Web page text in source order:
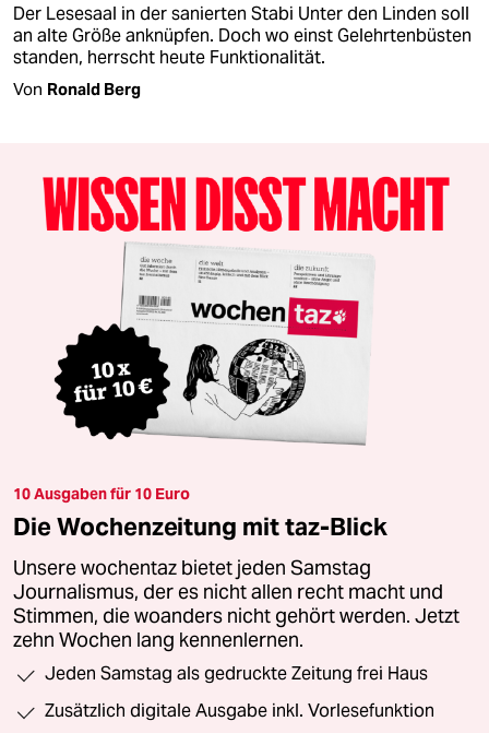
Der Lesesaal in der sanierten Stabi Unter den Linden soll
an alte Größe anknüpfen. Doch wo einst Gelehrtenbüsten
standen, herrscht heute Funktionalität.
Von Ronald Berg
10 Ausgaben für 10 Euro
Die Wochenzeitung mit taz-Blick
Unsere wochentaz bietet jeden Samstag
Journalismus, der es nicht allen recht macht und
Stimmen, die woanders nicht gehört werden. Jetzt
zehn Wochen lang kennenlernen.
Jeden Samstag als gedruckte Zeitung frei Haus
Zusätzlich digitale Ausgabe inkl. Vorlesefunktion